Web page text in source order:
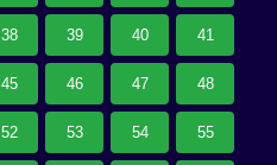
38 39 40 41
45 46 47 48
52 53 54 55